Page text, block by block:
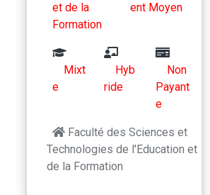
et de la
Formation
ent Moyen
Mixt
e
Hyb
ride
Non
Payant
e
Faculté des Sciences et
Technologies de l'Education et
de la Formation